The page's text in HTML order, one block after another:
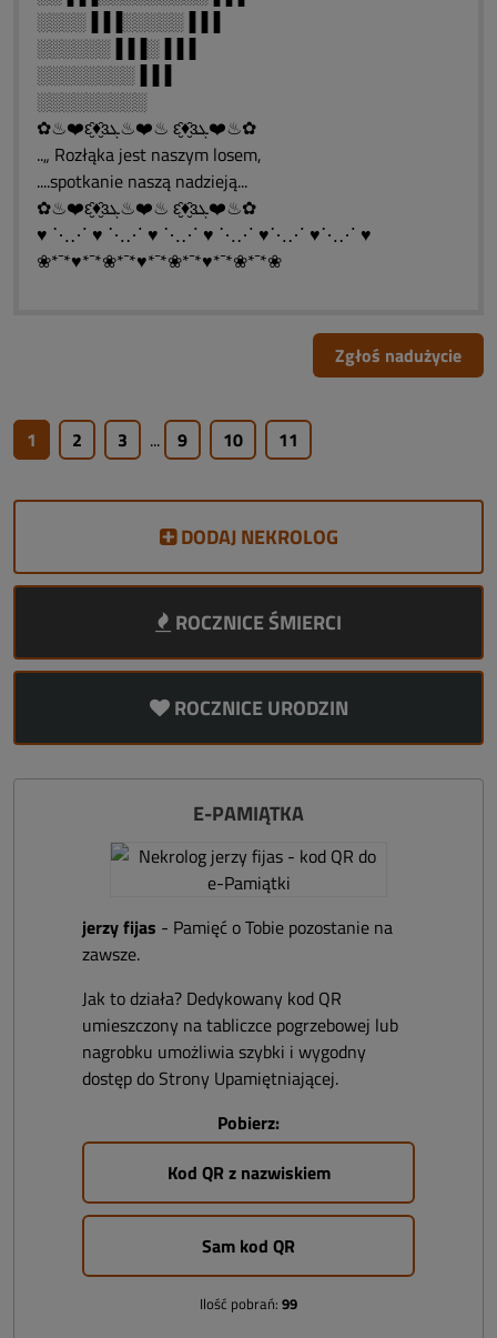
░░░░▐▐▐░░░░░▐▐▐
░░░░░░▐▐▐░▐▐▐
░░░░░░░░▐▐▐
░░░░░░░░░
✿♨❤️ԑ̮̑♦̮̑ɜܓ♨❤️♨ ԑ̮̑♦̮̑ɜܓ❤️♨✿
..„ Rozłąka jest naszym losem,
....spotkanie naszą nadzieją...
✿♨❤️ԑ̮̑♦̮̑ɜܓ♨❤️♨ ԑ̮̑♦̮̑ɜܓ❤️♨✿
♥ ⋱⋰ ♥ ⋱⋰ ♥ ⋱⋰ ♥ ⋱⋰ ♥⋱⋰ ♥⋱⋰ ♥
❀*¯*♥*¯*❀*¯*♥*¯*❀*¯*♥*¯*❀*¯*❀
Zgłoś nadużycie
1 2 3 ... 9 10 11
DODAJ NEKROLOG
ROCZNICE ŚMIERCI
ROCZNICE URODZIN
E-PAMIĄTKA
jerzy fijas - Pamięć o Tobie pozostanie na
zawsze.
Jak to działa? Dedykowany kod QR
umieszczony na tabliczce pogrzebowej lub
nagrobku umożliwia szybki i wygodny
dostęp do Strony Upamiętniającej.
Pobierz:
Kod QR z nazwiskiem
Sam kod QR
Ilość pobrań: 99